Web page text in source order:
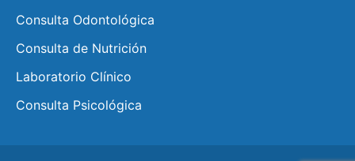
Consulta Odontológica
Consulta de Nutrición
Laboratorio Clínico
Consulta Psicológica